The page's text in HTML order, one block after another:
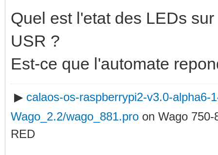
Quel est l'etat des LEDs
USR ?
Est-ce que l'automate
▶ calaos-os-raspberrypi2-v3.0-alpha6-
Wago_2.2/wago_881.pro on Wago 750-
RED